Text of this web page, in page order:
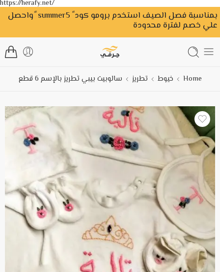
https://herafy.net/
بمناسبة فصل الصيف استخدم برومو كود ً summer5 ًواحصل
علي خصم لفترة محدودة
Home خيوط تطريز سالوبيت بيبي تطريز بالإسم 6 قطع